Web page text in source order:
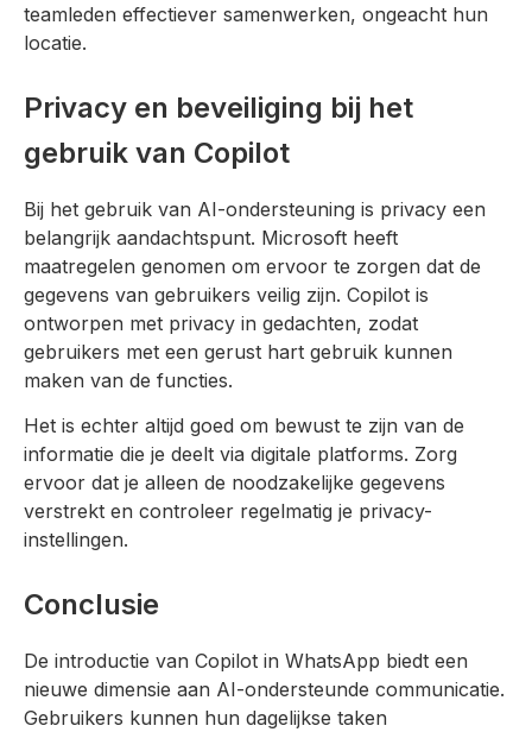
teamleden effectiever samenwerken, ongeacht hun
locatie.
Privacy en beveiliging bij het
gebruik van Copilot
Bij het gebruik van AI-ondersteuning is privacy een
belangrijk aandachtspunt. Microsoft heeft
maatregelen genomen om ervoor te zorgen dat de
gegevens van gebruikers veilig zijn. Copilot is
ontworpen met privacy in gedachten, zodat
gebruikers met een gerust hart gebruik kunnen
maken van de functies.
Het is echter altijd goed om bewust te zijn van de
informatie die je deelt via digitale platforms. Zorg
ervoor dat je alleen de noodzakelijke gegevens
verstrekt en controleer regelmatig je privacy-
instellingen.
Conclusie
De introductie van Copilot in WhatsApp biedt een
nieuwe dimensie aan AI-ondersteunde communicatie.
Gebruikers kunnen hun dagelijkse taken